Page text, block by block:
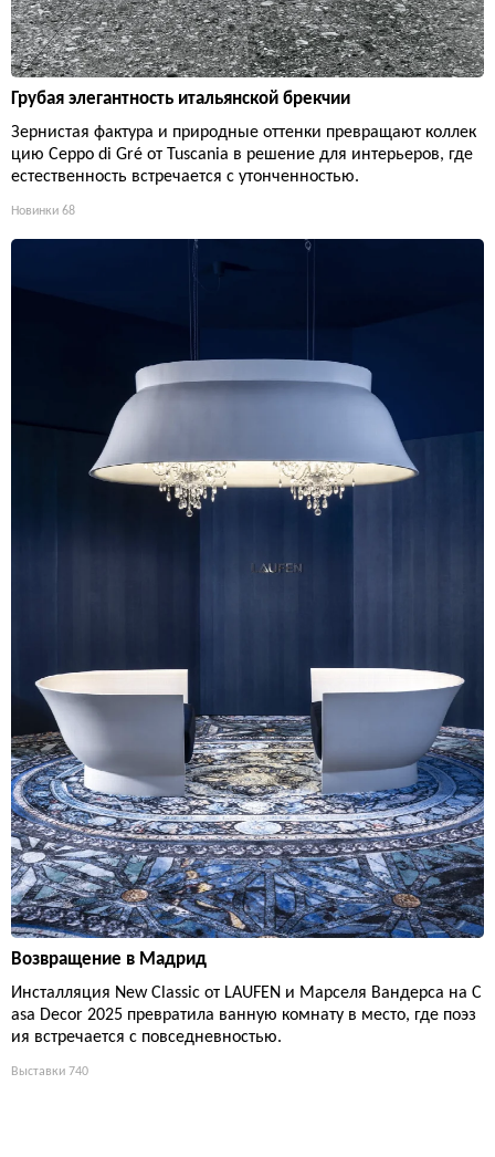
Грубая элегантность итальянской брекчии
Зернистая фактура и природные оттенки превращают коллек
цию Ceppo di Gré от Tuscania в решение для интерьеров, где
естественность встречается с утонченностью.
Новинки 68
Возвращение в Мадрид
Инсталляция New Classic от LAUFEN и Марселя Вандерса на C
asa Decor 2025 превратила ванную комнату в место, где поэз
ия встречается с повседневностью.
Выставки 740